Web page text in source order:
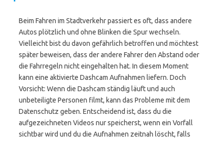
Beim Fahren im Stadtverkehr passiert es oft, dass andere
Autos plötzlich und ohne Blinken die Spur wechseln.
Vielleicht bist du davon gefährlich betroffen und möchtest
später beweisen, dass der andere Fahrer den Abstand oder
die Fahrregeln nicht eingehalten hat. In diesem Moment
kann eine aktivierte Dashcam Aufnahmen liefern. Doch
Vorsicht: Wenn die Dashcam ständig läuft und auch
unbeteiligte Personen filmt, kann das Probleme mit dem
Datenschutz geben. Entscheidend ist, dass du die
aufgezeichneten Videos nur speicherst, wenn ein Vorfall
sichtbar wird und du die Aufnahmen zeitnah löscht, falls